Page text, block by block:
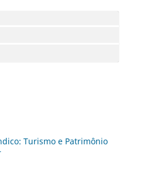
Turismo e Patrimônio